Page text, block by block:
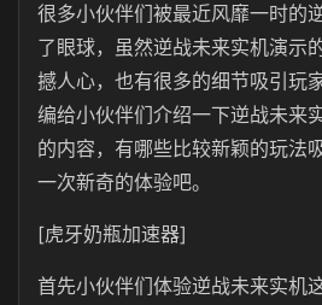
很多小伙伴们被最近风靡一时的
了眼球，虽然逆战未来实机演示
撼人心，也有很多的细节吸引玩
编给小伙伴们介绍一下逆战未来
的内容，有哪些比较新颖的玩法
一次新奇的体验吧。
[虎牙奶瓶加速器]
首先小伙伴们体验逆战未来实机